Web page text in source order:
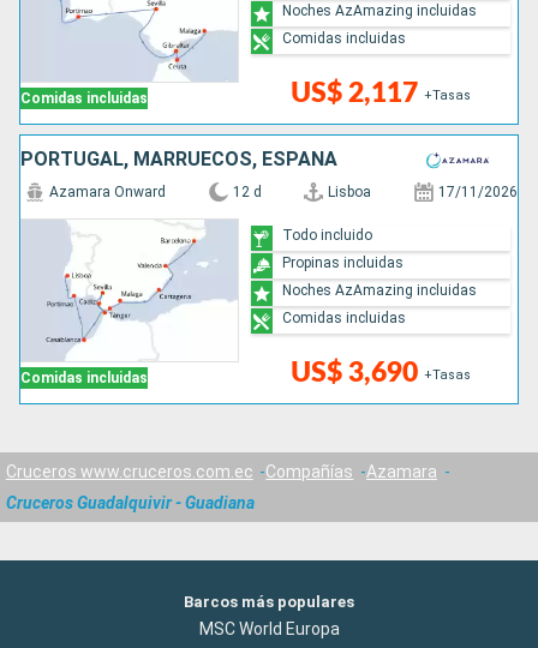
Comidas incluidas US$ 2,117 +Tasas
Noches AzAmazing incluidas
Comidas incluidas
PORTUGAL, MARRUECOS, ESPAÑA
Comidas incluidas
Azamara Onward 12 d Lisboa 17/11/2026
US$ 3,690 +Tasas
Todo incluido
Propinas incluidas
Noches AzAmazing incluidas
Comidas incluidas
Cruceros www.cruceros.com.ec Compañías
Azamara
Cruceros Guadalquivir - Guadiana
Barcos más populares
MSC World Europa